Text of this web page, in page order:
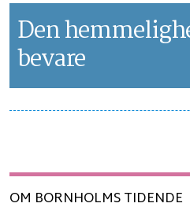
Den
bevare
OM BORNHOLMS TIDENDE